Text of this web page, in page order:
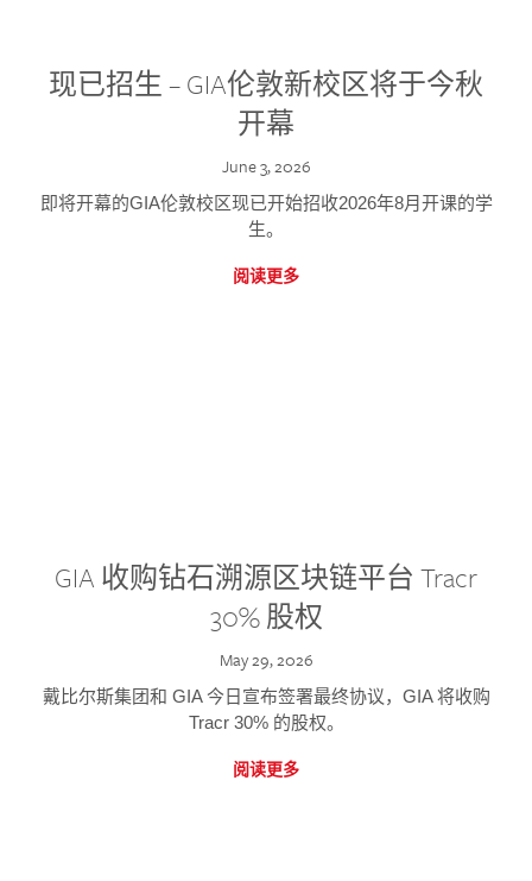
现已招生 – GIA伦敦新校区将于今秋
开幕
June 3, 2026
即将开幕的GIA伦敦校区现已开始招收2026年8月开课的学
生。
阅读更多
GIA 收购钻石溯源区块链平台 Tracr
30% 股权
May 29, 2026
戴比尔斯集团和 GIA 今日宣布签署最终协议，GIA 将收购
Tracr 30% 的股权。
阅读更多